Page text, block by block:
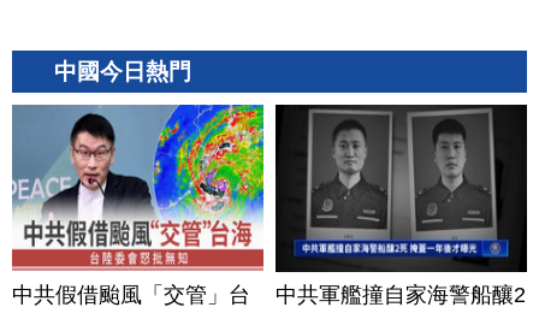
中國今日熱門
中共假借颱風「交管」台
中共軍艦撞自家海警船釀2